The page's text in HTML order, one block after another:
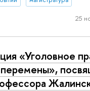
25
«Уголовное